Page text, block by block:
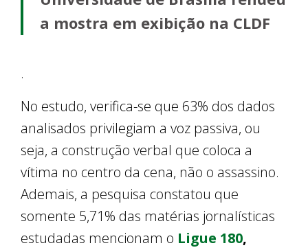
a mostra em exibição na CLDF
.
No estudo, verifica-se que 63% dos dados
analisados privilegiam a voz passiva, ou
seja, a construção verbal que coloca a
vítima no centro da cena, não o assassino.
Ademais, a pesquisa constatou que
somente 5,71% das matérias jornalísticas
estudadas mencionam o Ligue 180,